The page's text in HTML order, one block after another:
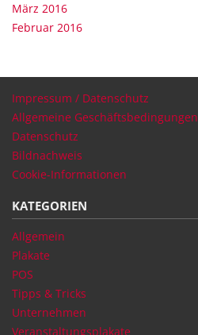
März 2016
Februar 2016
Impressum / Datenschutz
Allgemeine Geschäftsbedingungen
Datenschutz
Bildnachweis
Cookie-Informationen
KATEGORIEN
Allgemein
Plakate
POS
Tipps & Tricks
Unternehmen
Veranstaltungsplakate